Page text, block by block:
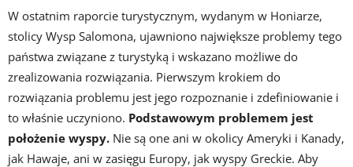
W ostatnim raporcie turystycznym, wydanym w Honiarze,
stolicy Wysp Salomona, ujawniono największe problemy tego
państwa związane z turystyką i wskazano możliwe do
zrealizowania rozwiązania. Pierwszym krokiem do
rozwiązania problemu jest jego rozpoznanie i zdefiniowanie i
to właśnie uczyniono. Podstawowym problemem jest
położenie wyspy. Nie są one ani w okolicy Ameryki i Kanady,
jak Hawaje, ani w zasięgu Europy, jak wyspy Greckie. Aby